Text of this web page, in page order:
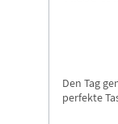
Den Tag
perfekte